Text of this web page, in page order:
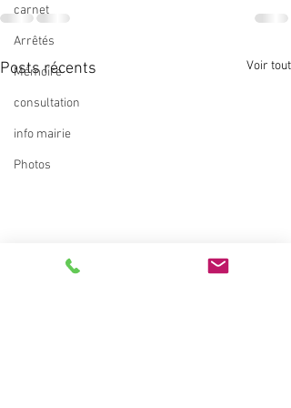
carnet
Arrêtés
Mémoire
consultation
info mairie
Photos
Posts récents Voir tout